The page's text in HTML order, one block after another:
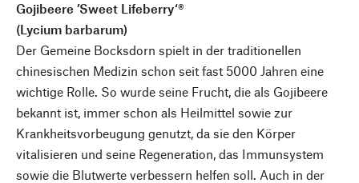
Gojibeere ’Sweet Lifeberry‘®
(Lycium barbarum)
Der Gemeine Bocksdorn spielt in der traditionellen
chinesischen Medizin schon seit fast 5000 Jahren eine
wichtige Rolle. So wurde seine Frucht, die als Gojibeere
bekannt ist, immer schon als Heilmittel sowie zur
Krankheitsvorbeugung genutzt, da sie den Körper
vitalisieren und seine Regeneration, das Immunsystem
sowie die Blutwerte verbessern helfen soll. Auch in der